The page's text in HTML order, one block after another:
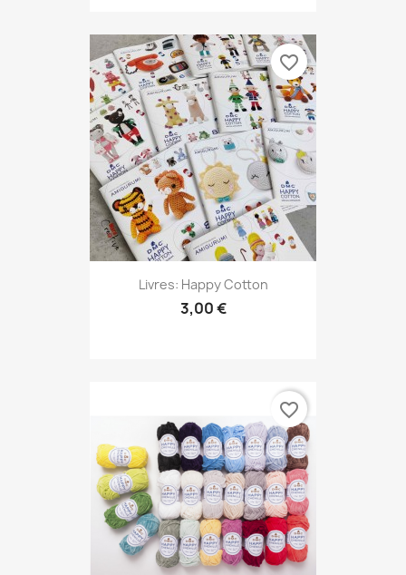
Livres: Happy Cotton
3,00 €
favorite_border
favorite_border